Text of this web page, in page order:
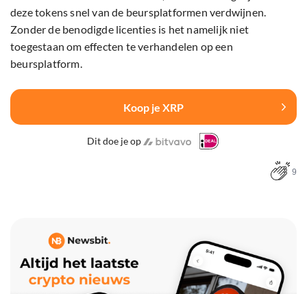
deze tokens snel van de beursplatformen verdwijnen.
Zonder de benodigde licenties is het namelijk niet
toegestaan om effecten te verhandelen op een
beursplatform.
Koop je XRP
Dit doe je op
9